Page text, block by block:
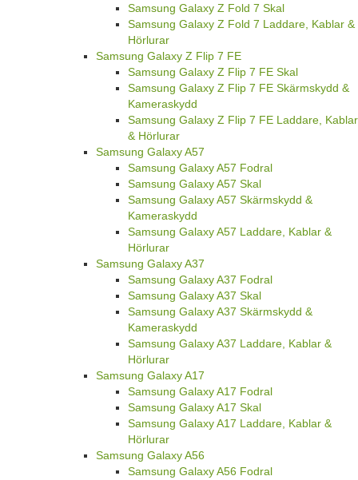
Samsung Galaxy Z Fold 7 Skal
Samsung Galaxy Z Fold 7 Laddare, Kablar &
Hörlurar
Samsung Galaxy Z Flip 7 FE
Samsung Galaxy Z Flip 7 FE Skal
Samsung Galaxy Z Flip 7 FE Skärmskydd &
Kameraskydd
Samsung Galaxy Z Flip 7 FE Laddare, Kablar
& Hörlurar
Samsung Galaxy A57
Samsung Galaxy A57 Fodral
Samsung Galaxy A57 Skal
Samsung Galaxy A57 Skärmskydd &
Kameraskydd
Samsung Galaxy A57 Laddare, Kablar &
Hörlurar
Samsung Galaxy A37
Samsung Galaxy A37 Fodral
Samsung Galaxy A37 Skal
Samsung Galaxy A37 Skärmskydd &
Kameraskydd
Samsung Galaxy A37 Laddare, Kablar &
Hörlurar
Samsung Galaxy A17
Samsung Galaxy A17 Fodral
Samsung Galaxy A17 Skal
Samsung Galaxy A17 Laddare, Kablar &
Hörlurar
Samsung Galaxy A56
Samsung Galaxy A56 Fodral